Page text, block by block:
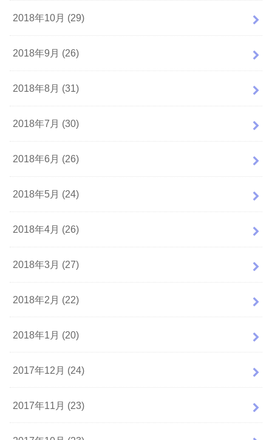
2018年10月 (29)
2018年9月 (26)
2018年8月 (31)
2018年7月 (30)
2018年6月 (26)
2018年5月 (24)
2018年4月 (26)
2018年3月 (27)
2018年2月 (22)
2018年1月 (20)
2017年12月 (24)
2017年11月 (23)